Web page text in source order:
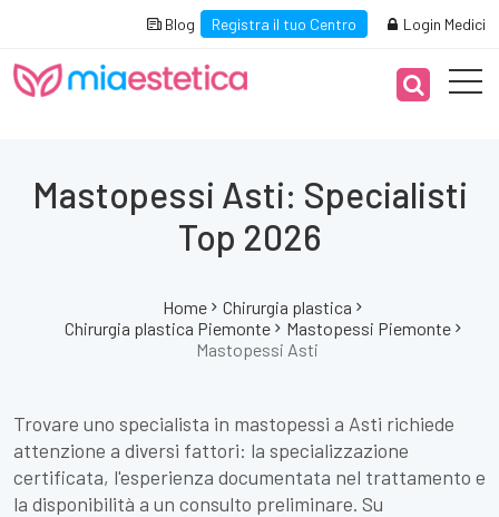
Blog Registra il tuo Centro Login Medici
Mastopessi Asti: Specialisti
Top 2026
Home
Chirurgia plastica
Chirurgia plastica Piemonte
Mastopessi Piemonte
Mastopessi Asti
Trovare uno specialista in mastopessi a Asti richiede
attenzione a diversi fattori: la specializzazione
certificata, l'esperienza documentata nel trattamento e
la disponibilità a un consulto preliminare. Su